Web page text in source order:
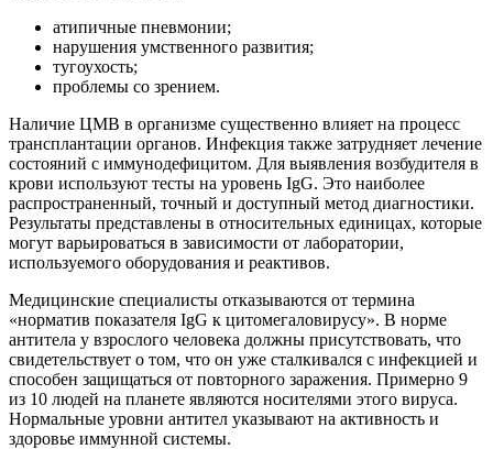
атипичные пневмонии;
нарушения умственного развития;
тугоухость;
проблемы со зрением.
Наличие ЦМВ в организме существенно влияет на процесс
трансплантации органов. Инфекция также затрудняет лечение
состояний с иммунодефицитом. Для выявления возбудителя в
крови используют тесты на уровень IgG. Это наиболее
распространенный, точный и доступный метод диагностики.
Результаты представлены в относительных единицах, которые
могут варьироваться в зависимости от лаборатории,
используемого оборудования и реактивов.
Медицинские специалисты отказываются от термина
«норматив показателя IgG к цитомегаловирусу». В норме
антитела у взрослого человека должны присутствовать, что
свидетельствует о том, что он уже сталкивался с инфекцией и
способен защищаться от повторного заражения. Примерно 9
из 10 людей на планете являются носителями этого вируса.
Нормальные уровни антител указывают на активность и
здоровье иммунной системы.